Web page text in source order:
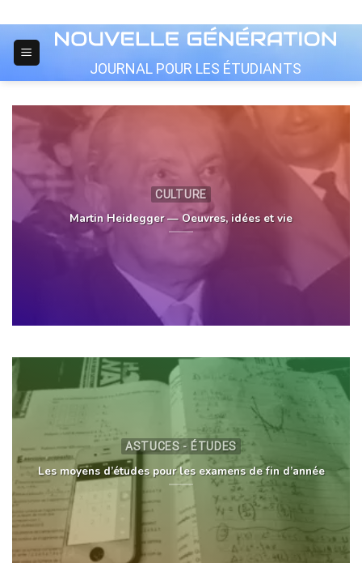
to
content
JOURNAL POUR LES ÉTUDIANTS
CULTURE
Martin Heidegger — Oeuvres, idées et vie
ASTUCES - ÉTUDES
Les moyens d’études pour les examens de fin d’année